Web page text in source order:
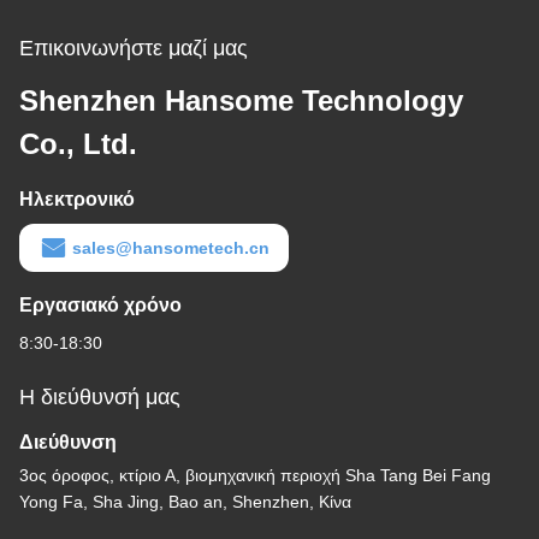
Επικοινωνήστε μαζί μας
Shenzhen Hansome Technology
Co., Ltd.
Ηλεκτρονικό
sales@hansometech.cn
Εργασιακό χρόνο
8:30-18:30
Η διεύθυνσή μας
Διεύθυνση
3ος όροφος, κτίριο Α, βιομηχανική περιοχή Sha Tang Bei Fang
Yong Fa, Sha Jing, Bao an, Shenzhen, Κίνα